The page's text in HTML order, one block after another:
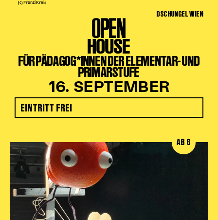
(c) Franzi Kreis
DSCHUNGEL WIEN
OPEN
HOUSE
FÜR PÄDAGOG*INNEN DER ELEMENTAR- UND
PRIMARSTUFE
16. SEPTEMBER
EINTRITT FREI
AB 6